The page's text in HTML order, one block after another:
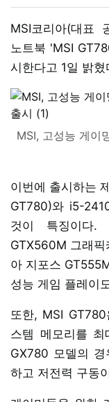
MSI코리아(대표
노트북 'MSI
시한다고 1일 밝혔
MSI, 고성능 게이
이번에 출시하는
GT780)와 i5-
것이 특징이다.
GTX560M 그래
아 지포스
성능 게임 플레이
또한, MSI
스템 메모리를
GX780 모델의
하고 저전력 구동